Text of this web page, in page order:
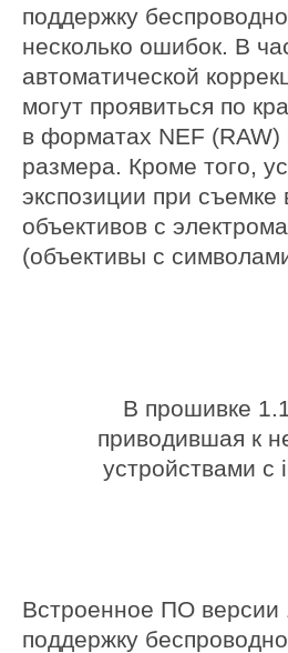
поддержку
несколько ошибок. В
автоматической
могут проявиться по
в форматах NEF (RAW)
размера. Кроме того,
экспозиции при
объективов с
(объективы с
В прошивке
приводившая к
устройствами с
Встроенное ПО версии
поддержку